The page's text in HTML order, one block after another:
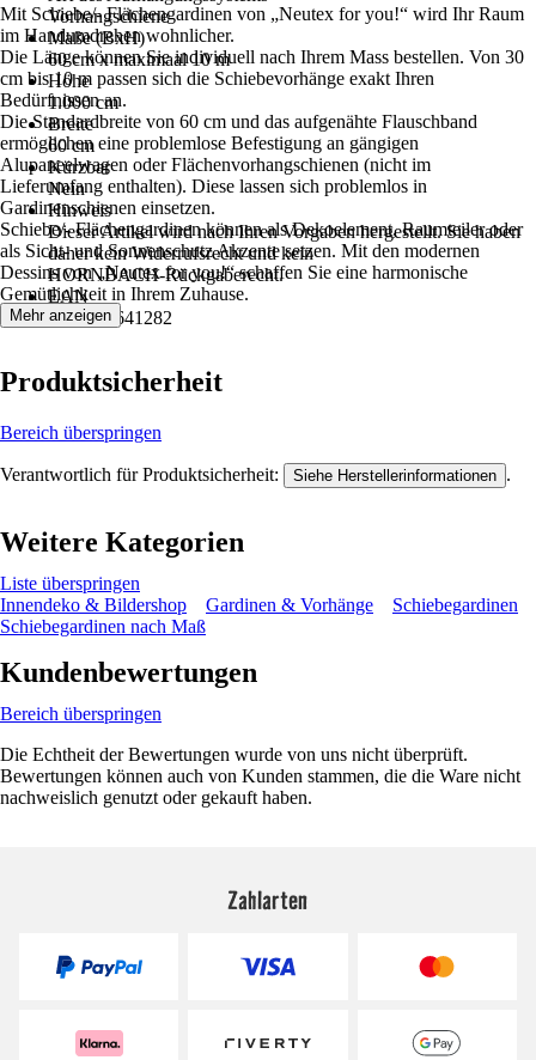
Vorhangschiene
Maße (BxH)
60 cm x maximaal 10 m
Höhe
1.000 cm
Breite
60 cm
Kürzbar
Nein
Hinweis
Dieser Artikel wird nach Ihren Vorgaben hergestellt. Sie haben
daher kein Widerrufsrecht und kein
HORNBACH‑Rückgaberecht.
EAN
4006470641282
Mit Schiebe/- Flächengardinen von „Neutex for you!“ wird Ihr Raum
im Handumdrehen wohnlicher.
Die Länge können Sie individuell nach Ihrem Mass bestellen. Von 30
cm bis 10 m passen sich die Schiebevorhänge exakt Ihren
Bedürfnissen an.
Die Standardbreite von 60 cm und das aufgenähte Flauschband
ermöglichen eine problemlose Befestigung an gängigen
Alupaneelwagen oder Flächenvorhangschienen (nicht im
Lieferumfang enthalten). Diese lassen sich problemlos in
Gardinenschienen einsetzen.
Schiebe/- Flächengardinen können als Dekoelement, Raumteiler oder
als Sicht- und Sonnenschutz Akzente setzen. Mit den modernen
Dessins von „Neutex for you!“ schaffen Sie eine harmonische
Gemütlichkeit in Ihrem Zuhause.
Mehr anzeigen
Produktsicherheit
Bereich überspringen
Verantwortlich für Produktsicherheit: Siehe Herstellerinformationen .
Weitere Kategorien
Liste überspringen
Innendeko & Bildershop
Gardinen & Vorhänge
Schiebegardinen
Schiebegardinen nach Maß
Kundenbewertungen
Bereich überspringen
Die Echtheit der Bewertungen wurde von uns nicht überprüft.
Bewertungen können auch von Kunden stammen, die die Ware nicht
nachweislich genutzt oder gekauft haben.
Zahlarten